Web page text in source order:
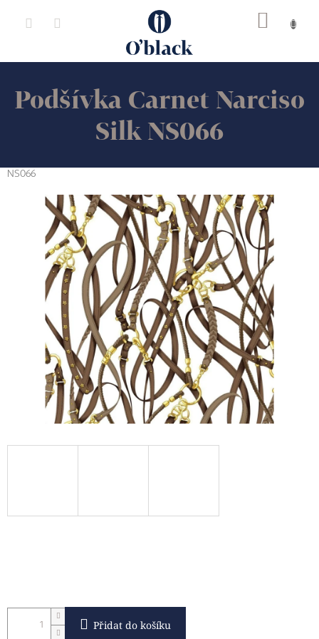
Podšívka Carnet Narciso
Silk NS066
NS066
Přidat do košíku